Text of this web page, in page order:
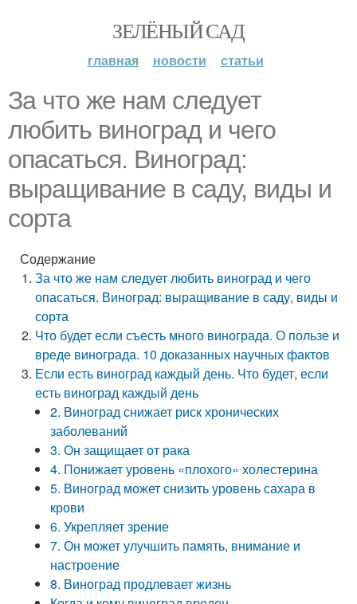
ЗЕЛЁНЫЙ САД
главная новости статьи
За что же нам следует
любить виноград и чего
опасаться. Виноград:
выращивание в саду, виды и
сорта
Содержание
За что же нам следует любить виноград и чего
опасаться. Виноград: выращивание в саду, виды и
сорта
Что будет если съесть много винограда. О пользе и
вреде винограда. 10 доказанных научных фактов
Если есть виноград каждый день. Что будет, если
есть виноград каждый день
2. Виноград снижает риск хронических
заболеваний
3. Он защищает от рака
4. Понижает уровень «плохого» холестерина
5. Виноград может снизить уровень сахара в
крови
6. Укрепляет зрение
7. Он может улучшить память, внимание и
настроение
8. Виноград продлевает жизнь